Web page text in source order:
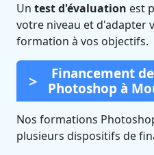
Un test d'évaluation est
votre niveau et d'adapter
formation à vos objectifs.
Financement
Photoshop à
Nos formations
plusieurs dispositifs de